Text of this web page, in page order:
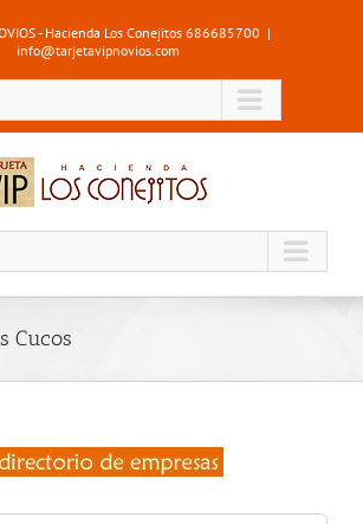
- Hacienda Los Conejitos 686685700 |
info@tarjetavipnovios.com
Cucos